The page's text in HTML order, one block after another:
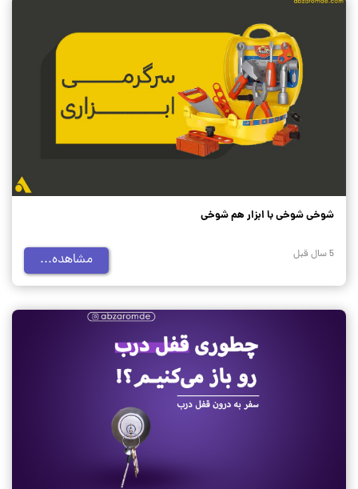
شوخی شوخی با ابزار هم شوخی
5 سال قبل مشاهده...